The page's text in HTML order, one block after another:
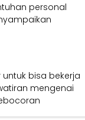
personal
bisa bekerja
mengenai